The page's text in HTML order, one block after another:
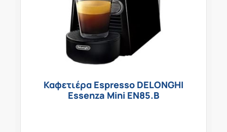
Καφετιέρα Espresso DELONGHI
Essenza Mini EN85.B